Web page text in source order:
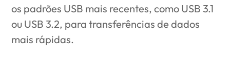
os padrões USB mais recentes, como USB 3.1
ou USB 3.2, para transferências de dados
mais rápidas.